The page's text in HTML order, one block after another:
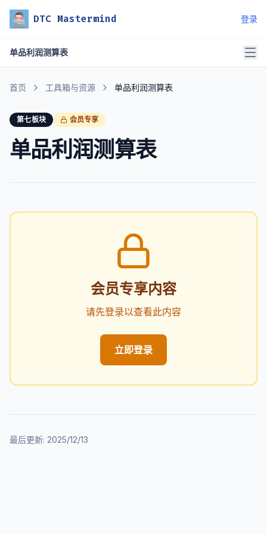
DTC Mastermind 登录
单品利润测算表
首页 工具箱与资源 单品利润测算表
第七板块 会员专享
单品利润测算表
会员专享内容
请先登录以查看此内容
立即登录
最后更新: 2025/12/13